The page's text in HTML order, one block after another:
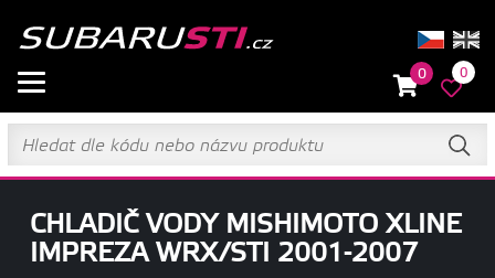
0 0
CHLADIČ VODY MISHIMOTO XLINE
IMPREZA WRX/STI 2001-2007